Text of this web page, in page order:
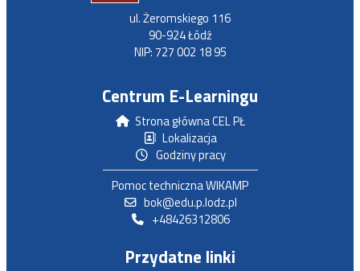
ul. Żeromskiego 116
90-924 Łódź
NIP: 727 002 18 95
Centrum E-Learningu
Strona główna CEL PŁ
Lokalizacja
Godziny pracy
Pomoc techniczna WIKAMP
bok@edu.p.lodz.pl
+48426312806
Przydatne linki